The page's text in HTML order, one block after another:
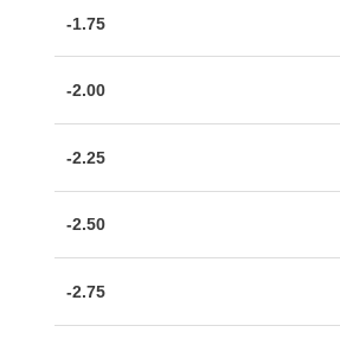
-1.75
-2.00
-2.25
-2.50
-2.75